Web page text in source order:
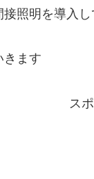
照明を導入
きます
ス